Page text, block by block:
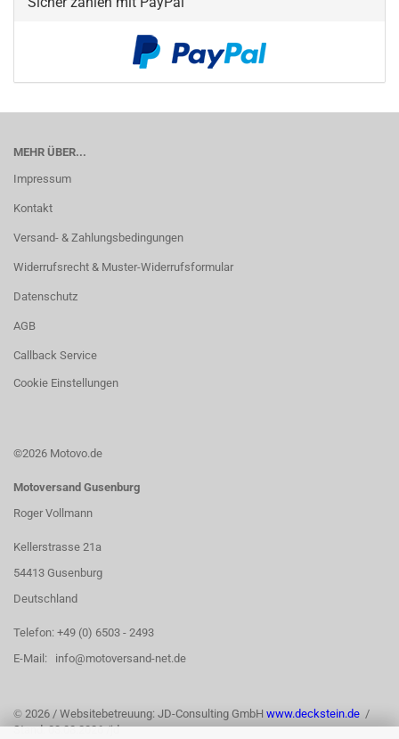
MEHR ÜBER...
Impressum
Kontakt
Versand- & Zahlungsbedingungen
Widerrufsrecht & Muster-Widerrufsformular
Datenschutz
AGB
Callback Service
Cookie Einstellungen
©2026 Motovo.de
Motoversand Gusenburg
Roger Vollmann
Kellerstrasse 21a
54413 Gusenburg
Deutschland
Telefon: +49 (0) 6503 - 2493
E-Mail: info@motoversand-net.de
© 2026 / Websitebetreuung: JD-Consulting GmbH www.deckstein.de /
Stand: 03.08.2026 /jd